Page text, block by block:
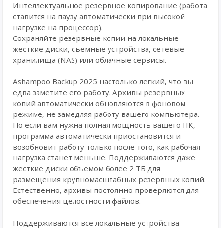
Интеллектуальное резервное копирование (работа
ставится на паузу автоматически при высокой
нагрузке на процессор).
Сохраняйте резервные копии на локальные
жёсткие диски, съёмные устройства, сетевые
хранилища (NAS) или облачные сервисы.
Ashampoo Backup 2025 настолько легкий, что вы
едва заметите его работу. Архивы резервных
копий автоматически обновляются в фоновом
режиме, не замедляя работу вашего компьютера.
Но если вам нужна полная мощность вашего ПК,
программа автоматически приостановится и
возобновит работу только после того, как рабочая
нагрузка станет меньше. Поддерживаются даже
жесткие диски объемом более 2 ТБ для
размещения крупномасштабных резервных копий.
Естественно, архивы постоянно проверяются для
обеспечения целостности файлов.
Поддерживаются все локальные устройства